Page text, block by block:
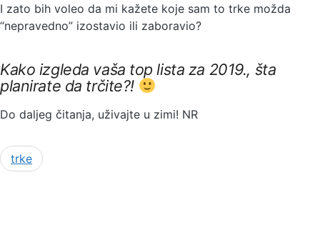
I zato bih voleo da mi kažete koje sam to trke možda
“nepravedno” izostavio ili zaboravio?
Kako izgleda vaša top lista za 2019., šta
planirate da trčite?!
Do daljeg čitanja, uživajte u zimi! NR
trke